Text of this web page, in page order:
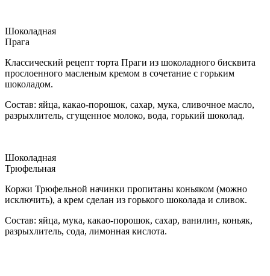
Шоколадная
Прага
Классический рецепт торта Праги из шоколадного бисквита
прослоенного масленым кремом в сочетание с горьким
шоколадом.
Состав: яйца, какао-порошок, сахар, мука, сливочное масло,
разрыхлитель, сгущенное молоко, вода, горький шоколад.
Шоколадная
Трюфельная
Коржи Трюфельной начинки пропитаны коньяком (можно
исключить), а крем сделан из горького шоколада и сливок.
Состав: яйца, мука, какао-порошок, сахар, ванилин, коньяк,
разрыхлитель, сода, лимонная кислота.